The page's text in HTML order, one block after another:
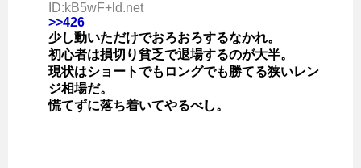
ID:kB5wF+ld.net
>>426
少し動いただけでおろおろするなかれ。
初心者は損切り貧乏で退場するのが大半。
現状はショートでもロングでも勝てる狭いレン
ジ相場だ。
慌てずに落ち着いてやるべし。